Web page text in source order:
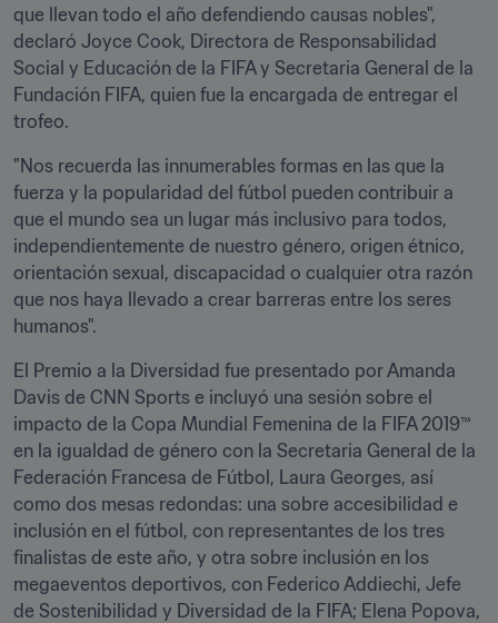
que llevan todo el año defendiendo causas nobles",
declaró Joyce Cook, Directora de Responsabilidad
Social y Educación de la FIFA y Secretaria General de la
Fundación FIFA, quien fue la encargada de entregar el
trofeo.
"Nos recuerda las innumerables formas en las que la
fuerza y la popularidad del fútbol pueden contribuir a
que el mundo sea un lugar más inclusivo para todos,
independientemente de nuestro género, origen étnico,
orientación sexual, discapacidad o cualquier otra razón
que nos haya llevado a crear barreras entre los seres
humanos".
El Premio a la Diversidad fue presentado por Amanda
Davis de CNN Sports e incluyó una sesión sobre el
impacto de la Copa Mundial Femenina de la FIFA 2019™
en la igualdad de género con la Secretaria General de la
Federación Francesa de Fútbol, Laura Georges, así
como dos mesas redondas: una sobre accesibilidad e
inclusión en el fútbol, con representantes de los tres
finalistas de este año, y otra sobre inclusión en los
megaeventos deportivos, con Federico Addiechi, Jefe
de Sostenibilidad y Diversidad de la FIFA; Elena Popova,